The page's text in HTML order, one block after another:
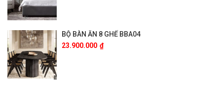
BỘ BÀN ĂN 8 GHẾ BBA04
23.900.000 ₫